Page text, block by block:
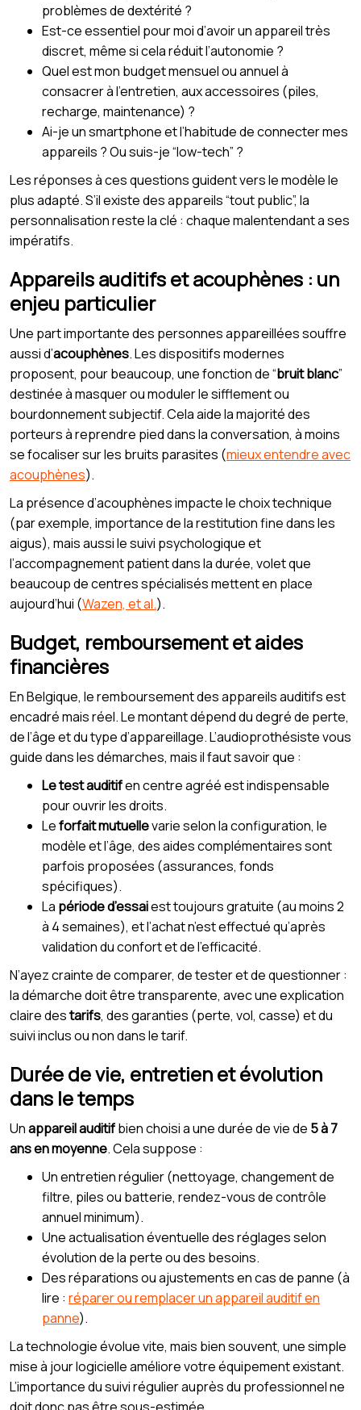
problèmes de dextérité ?
Est-ce essentiel pour moi d’avoir un appareil très
discret, même si cela réduit l’autonomie ?
Quel est mon budget mensuel ou annuel à
consacrer à l’entretien, aux accessoires (piles,
recharge, maintenance) ?
Ai-je un smartphone et l’habitude de connecter mes
appareils ? Ou suis-je “low-tech” ?
Les réponses à ces questions guident vers le modèle le
plus adapté. S’il existe des appareils “tout public”, la
personnalisation reste la clé : chaque malentendant a ses
impératifs.
Appareils auditifs et acouphènes : un
enjeu particulier
Une part importante des personnes appareillées souffre
aussi d’acouphènes. Les dispositifs modernes
proposent, pour beaucoup, une fonction de “bruit blanc”
destinée à masquer ou moduler le sifflement ou
bourdonnement subjectif. Cela aide la majorité des
porteurs à reprendre pied dans la conversation, à moins
se focaliser sur les bruits parasites (mieux entendre avec
acouphènes).
La présence d’acouphènes impacte le choix technique
(par exemple, importance de la restitution fine dans les
aigus), mais aussi le suivi psychologique et
l’accompagnement patient dans la durée, volet que
beaucoup de centres spécialisés mettent en place
aujourd’hui (Wazen, et al.).
Budget, remboursement et aides
financières
En Belgique, le remboursement des appareils auditifs est
encadré mais réel. Le montant dépend du degré de perte,
de l’âge et du type d’appareillage. L’audioprothésiste vous
guide dans les démarches, mais il faut savoir que :
Le test auditifen centre agréé est indispensable
pour ouvrir les droits.
Leforfait mutuellevarie selon la configuration, le
modèle et l’âge, des aides complémentaires sont
parfois proposées (assurances, fonds
spécifiques).
La période d’essaiest toujours gratuite (au moins 2
à 4 semaines), et l’achat n’est effectué qu’après
validation du confort et de l’efficacité.
N’ayez crainte de comparer, de tester et de questionner :
la démarche doit être transparente, avec une explication
claire destarifs, des garanties (perte, vol, casse) et du
suivi inclus ou non dans le tarif.
Durée de vie, entretien et évolution
dans le temps
Unappareil auditifbien choisi a une durée de vie de 5 à 7
ans en moyenne. Cela suppose :
Un entretien régulier (nettoyage, changement de
filtre, piles ou batterie, rendez-vous de contrôle
annuel minimum).
Une actualisation éventuelle des réglages selon
évolution de la perte ou des besoins.
Des réparations ou ajustements en cas de panne (à
lire : réparer ou remplacer un appareil auditif en
panne).
La technologie évolue vite, mais bien souvent, une simple
mise à jour logicielle améliore votre équipement existant.
L’importance du suivi régulier auprès du professionnel ne